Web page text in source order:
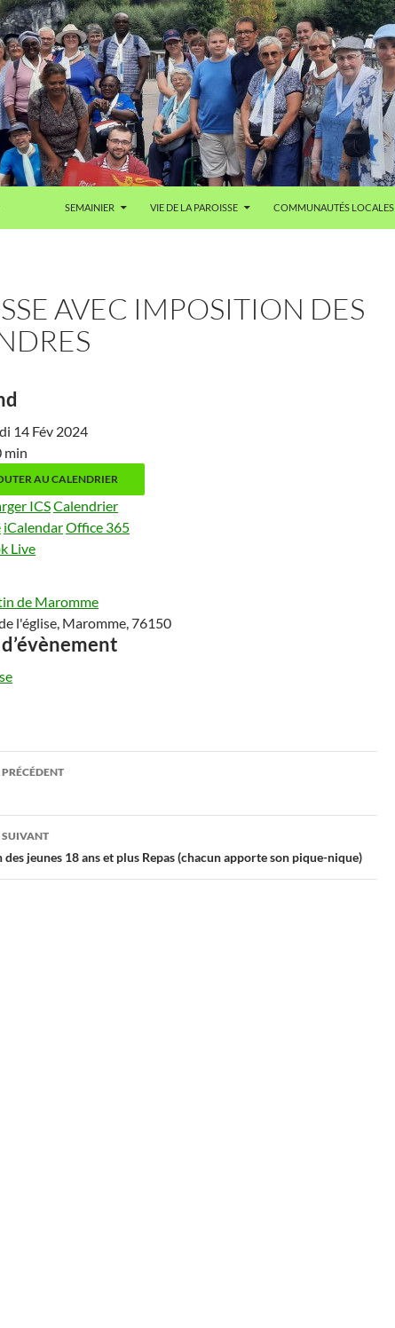
SEMAINIER VIE DE LA PAROISSE COMMUNAUTÉS LOCALES
AVEC IMPOSITION DES
14 Fév 2024
min
AU CALENDRIER
ICSCalendrier
iCalendarOffice 365
Live
de Maromme
l'église, Maromme, 76150
SUIVANT
des jeunes 18 ans et plus Repas (chacun apporte son pique-nique)